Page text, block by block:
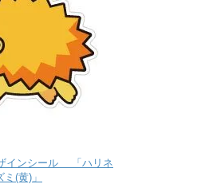
ザインシール 「ハリネ
ミ(黄)」